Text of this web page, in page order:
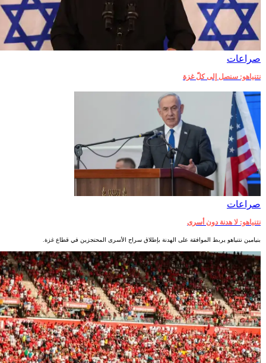
صراعات‎
نتنياهو: سنصل إلى كلّ غزة
صراعات‎
نتنياهو: لا هدنة دون أسرى
بنيامين نتنياهو يربط الموافقة على الهدنة بإطلاق سراح الأسرى المحتجزين في قطاع غزة.